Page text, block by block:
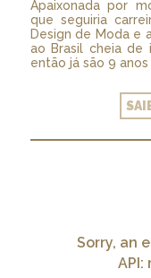
Apaixonada por
que seguiria
Design de Moda e
ao Brasil cheia de
então já são 9 anos
Sorry, an
API: